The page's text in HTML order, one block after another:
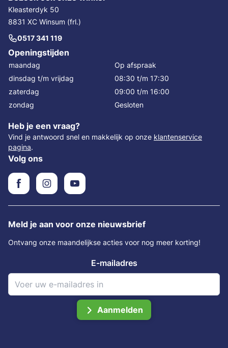
Kleasterdyk 50
8831 XC Winsum (frl.)
0517 341 119
Openingstijden
maandag
Op afspraak
dinsdag t/m vrijdag
08:30 t/m 17:30
zaterdag
09:00 t/m 16:00
zondag
Gesloten
Heb je een vraag?
Vind je antwoord snel en makkelijk op onze klantenservice
pagina.
Volg ons
Meld je aan voor onze nieuwsbrief
Ontvang onze maandelijkse acties voor nog meer korting!
E-mailadres
Aanmelden